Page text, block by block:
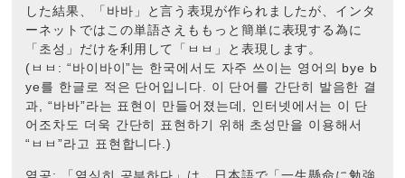
した結果、「바바」と言う表現が作られましたが、インタ
ーネットではこの単語さえももっと簡単に表現する為に
「초성」だけを利用して「ㅂㅂ」と表現します。
(ㅂㅂ: “바이바이”는 한국에서도 자주 쓰이는 영어의 bye b
ye를 한글로 적은 단어입니다. 이 단어를 간단히 발음한 결
과, “바바”라는 표현이 만들어졌는데, 인터넷에서는 이 단
어조차도 더욱 간단히 표현하기 위해 초성만을 이용해서
“ㅂㅂ”라고 표현합니다.)
열공: 「열심히 공부하다」は、日本語で「一生懸命に勉強